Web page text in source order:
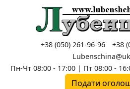
+38 (050) 261-96-96
+38
Пн-Чт 08:00 - 17:00 | Пт 08:00 -
Подати